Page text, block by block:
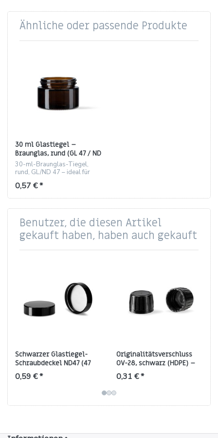
Ähnliche oder passende Produkte
30 ml Glastiegel –
Braunglas, rund (GL 47 / ND
47)
30-ml-Braunglas-Tiegel,
rund, GL/ND 47 – ideal für
0,57 € *
Benutzer, die diesen Artikel
gekauft haben, haben auch gekauft
Schwarzer Glastiegel-
Schraubdeckel ND47 (47
mm, glänzend)
0,59 € *
Originalitätsverschluss
OV-28, schwarz (HDPE) –
manipulationssicherer
Flaschenverschluss
0,31 € *